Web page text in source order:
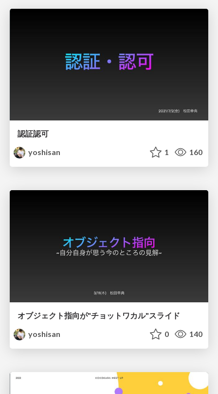
認証認可
yoshisan
1 160
オブジェクト指向が"チョットワカル"スライド
yoshisan
0 140